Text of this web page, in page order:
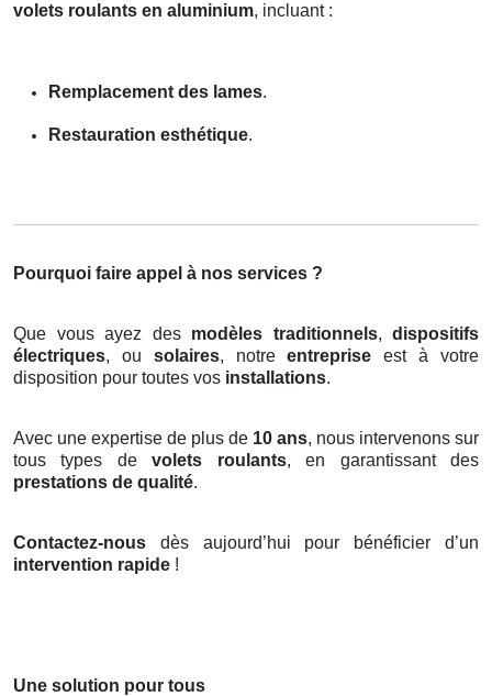
volets roulants en aluminium, incluant :
Remplacement des lames.
Restauration esthétique.
Pourquoi faire appel à nos services ?
Que vous ayez des modèles traditionnels, dispositifs
électriques, ou solaires, notreentreprise est à votre
disposition pour toutes vos installations.
Avec une expertise de plus de 10 ans, nous intervenons sur
tous types devolets roulants, en garantissant des
prestations de qualité.
Contactez-nous dès aujourd’hui pour bénéficier d’un
intervention rapide !
Une solution pour tous